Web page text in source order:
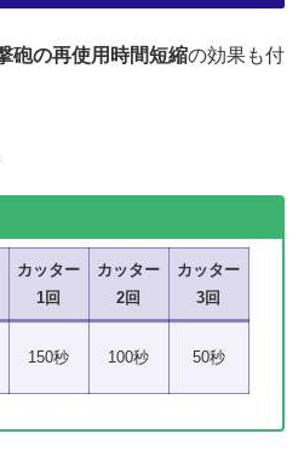
砲の再使用時間短縮の効果も付
カッター
1回
カッター
2回
カッター
3回
150秒 100秒 50秒